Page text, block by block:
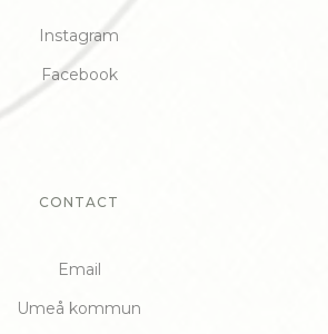
Instagram
Facebook
CONTACT
Email
Umeå kommun